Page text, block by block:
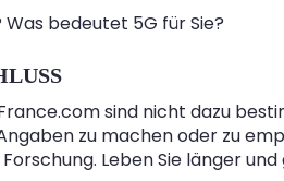
bedeutet 5G für Sie?
sind nicht dazu
zu machen oder zu
Leben Sie länger